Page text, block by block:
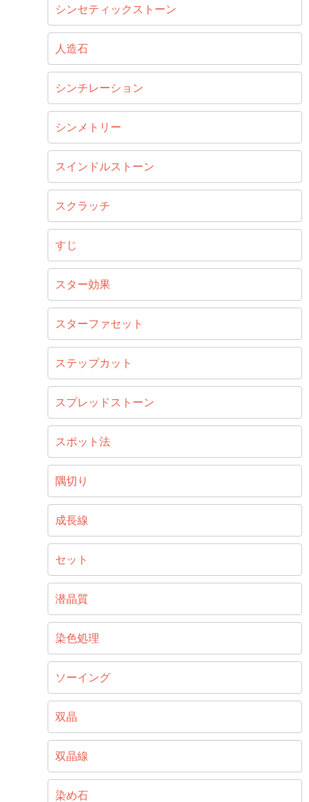
シンセティックストーン
人造石
シンチレーション
シンメトリー
スインドルストーン
スクラッチ
すじ
スター効果
スターファセット
ステップカット
スプレッドストーン
スポット法
隅切り
成長線
セット
潜晶質
染色処理
ソーイング
双晶
双晶線
染め石